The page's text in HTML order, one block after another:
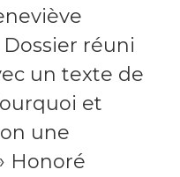
réuni
un texte de
et
une
Honoré